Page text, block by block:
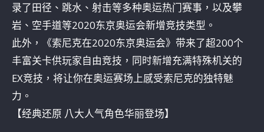
录了田径、跳水、射击等多种奥运热门赛事，以及攀
岩、空手道等2020东京奥运会新增竞技类型。
此外，《索尼克在2020东京奥运会》带来了超200个
丰富关卡供玩家自由竞技，同时新增充满特殊机关的
EX竞技，将让你在奥运赛场上感受索尼克的独特魅
力。
【经典还原 八大人气角色华丽登场】